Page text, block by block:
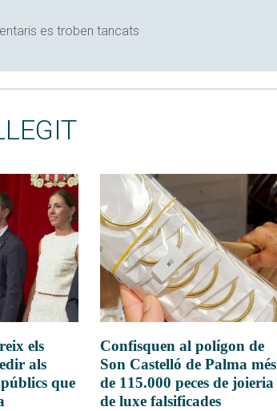
es troben tancats
els
als
que
Confisquen al polígon de
Son Castelló de Palma més
de 115.000 peces de joieria
de luxe falsificades